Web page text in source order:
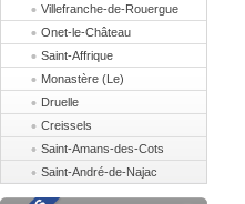
Villefranche-de-Rouergue
Onet-le-Château
Saint-Affrique
Monastère (Le)
Druelle
Creissels
Saint-Amans-des-Cots
Saint-André-de-Najac